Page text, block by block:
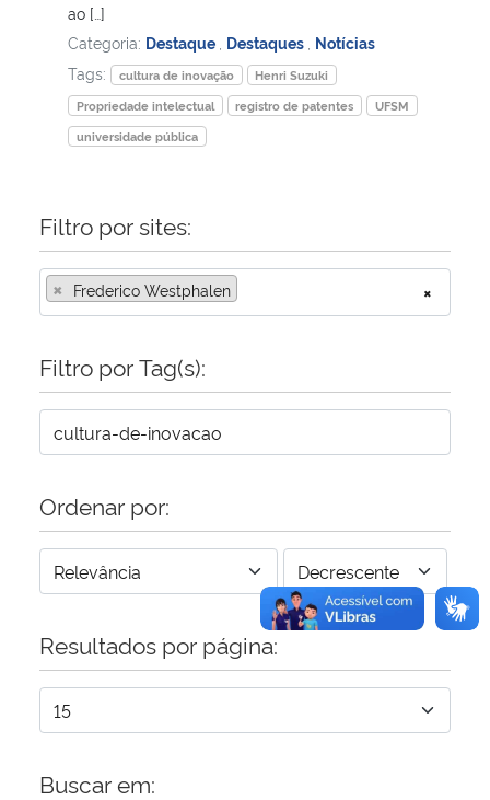
Ministério do Turismo
Ministério do Desenvolvimento Regional
Secretaria-Geral
Secretaria de Governo
Gabinete de Segurança Institucional
Banco Central do Brasil
ao […]
Categoria: Destaque Destaques Notícias
Tags:
cultura de inovação
Henri Suzuki
Propriedade intelectual
registro de patentes
UFSM
universidade pública
Filtro por sites:
×
× Frederico Westphalen
Filtro por Tag(s):
Ordenar por:
Resultados por página:
Buscar em: